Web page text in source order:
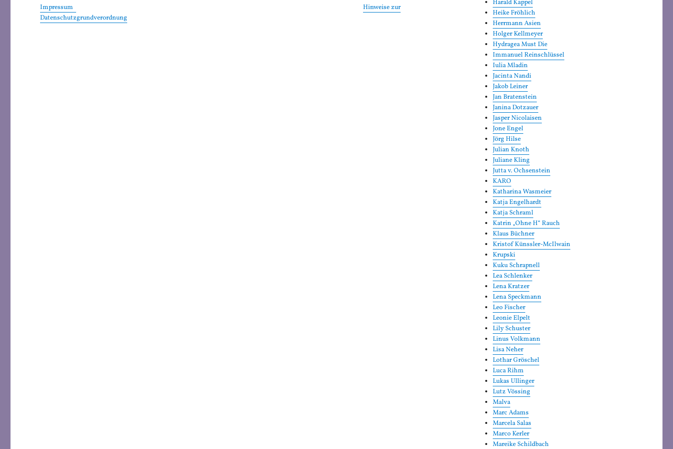
Impressum
Hinweise zur
Datenschutzgrundverordnung
Harald Kappel
Heike Fröhlich
Herrmann Asien
Holger Kellmeyer
Hydragea Must Die
Immanuel Reinschlüssel
Iulia Mladin
Jacinta Nandi
Jakob Leiner
Jan Bratenstein
Janina Dotzauer
Jasper Nicolaisen
Jone Engel
Jörg Hilse
Julian Knoth
Juliane Kling
Jutta v. Ochsenstein
KARO
Katharina Wasmeier
Katja Engelhardt
Katja Schraml
Katrin „Ohne H“ Rauch
Klaus Büchner
Kristof Künssler-McIlwain
Krupski
Kuku Schrapnell
Lea Schlenker
Lena Kratzer
Lena Speckmann
Leo Fischer
Leonie Elpelt
Lily Schuster
Linus Volkmann
Lisa Neher
Lothar Gröschel
Luca Rihm
Lukas Ullinger
Lutz Vössing
Malva
Marc Adams
Marcela Salas
Marco Kerler
Mareike Schildbach